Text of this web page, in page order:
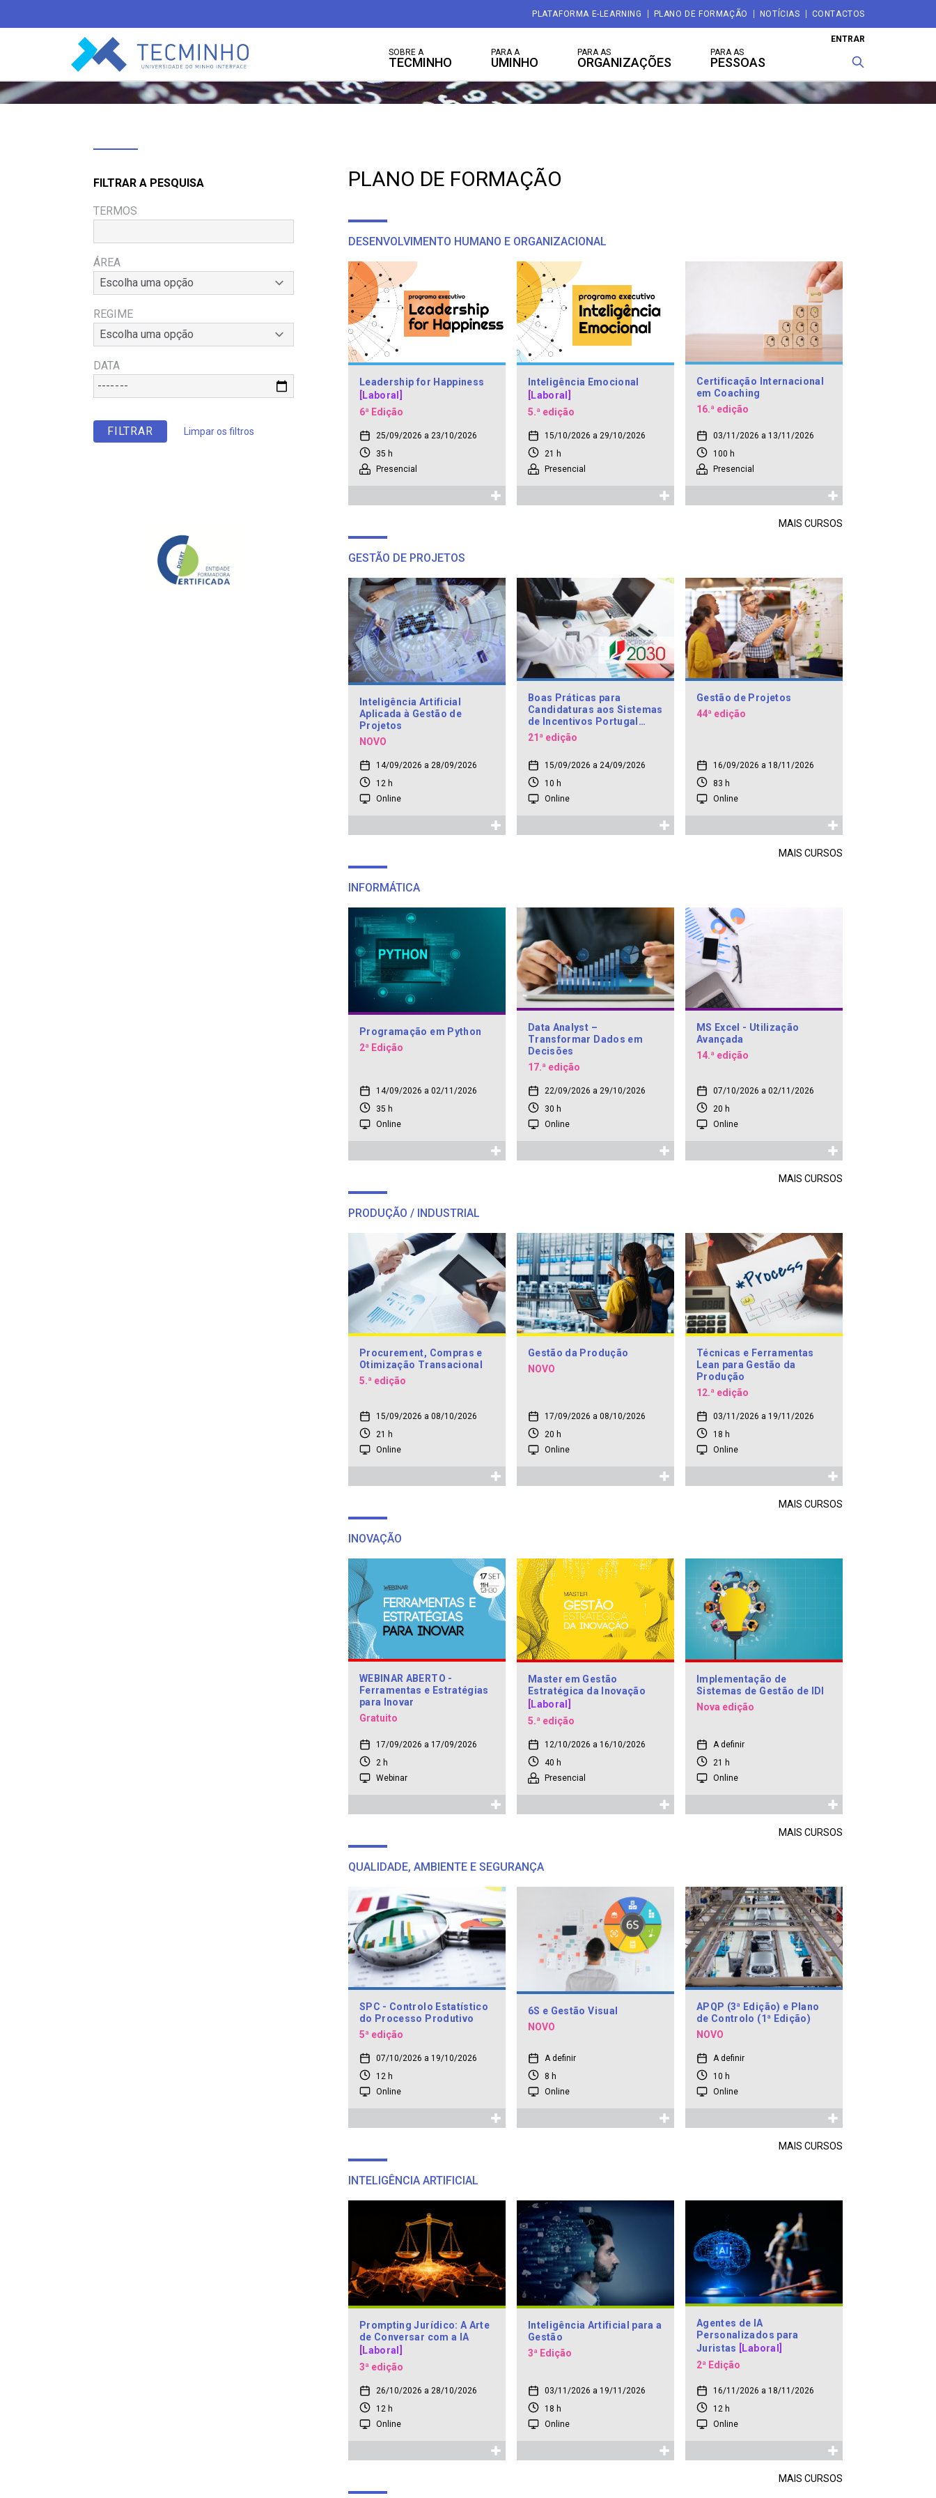
PLATAFORMA E-LEARNING PLANO DE FORMAÇÃO NOTÍCIAS CONTACTOS
TECMINHO
ENTRAR
SOBRE A
TECMINHO
PARA A
UMINHO
PARA AS
ORGANIZAÇÕES
PARA AS
PESSOAS
FILTRAR A PESQUISA
TERMOS
ÁREA
REGIME
DATA
Limpar os filtros
PLANO DE FORMAÇÃO
DESENVOLVIMENTO HUMANO E ORGANIZACIONAL
Leadership for Happiness
[Laboral]
6ª Edição
25/09/2026 a 23/10/2026
35 h
Presencial
Inteligência Emocional
[Laboral]
5.ª edição
15/10/2026 a 29/10/2026
21 h
Presencial
Certificação Internacional
em Coaching
16.ª edição
03/11/2026 a 13/11/2026
100 h
Presencial
MAIS CURSOS
GESTÃO DE PROJETOS
Inteligência Artificial
Aplicada à Gestão de
Projetos
NOVO
14/09/2026 a 28/09/2026
12 h
Online
Boas Práticas para
Candidaturas aos Sistemas
de Incentivos Portugal
2030
21ª edição
15/09/2026 a 24/09/2026
10 h
Online
Gestão de Projetos
44ª edição
16/09/2026 a 18/11/2026
83 h
Online
MAIS CURSOS
INFORMÁTICA
Programação em Python
2ª Edição
14/09/2026 a 02/11/2026
35 h
Online
Data Analyst –
Transformar Dados em
Decisões
17.ª edição
22/09/2026 a 29/10/2026
30 h
Online
MS Excel - Utilização
Avançada
14.ª edição
07/10/2026 a 02/11/2026
20 h
Online
MAIS CURSOS
PRODUÇÃO / INDUSTRIAL
Procurement, Compras e
Otimização Transacional
5.ª edição
15/09/2026 a 08/10/2026
21 h
Online
Gestão da Produção
NOVO
17/09/2026 a 08/10/2026
20 h
Online
Técnicas e Ferramentas
Lean para Gestão da
Produção
12.ª edição
03/11/2026 a 19/11/2026
18 h
Online
MAIS CURSOS
INOVAÇÃO
WEBINAR ABERTO -
Ferramentas e Estratégias
para Inovar
Gratuito
17/09/2026 a 17/09/2026
2 h
Webinar
Master em Gestão
Estratégica da Inovação
[Laboral]
5.ª edição
12/10/2026 a 16/10/2026
40 h
Presencial
Implementação de
Sistemas de Gestão de IDI
Nova edição
A definir
21 h
Online
MAIS CURSOS
QUALIDADE, AMBIENTE E SEGURANÇA
SPC - Controlo Estatístico
do Processo Produtivo
5ª edição
07/10/2026 a 19/10/2026
12 h
Online
6S e Gestão Visual
NOVO
A definir
8 h
Online
APQP (3ª Edição) e Plano
de Controlo (1ª Edição)
NOVO
A definir
10 h
Online
MAIS CURSOS
INTELIGÊNCIA ARTIFICIAL
Prompting Jurídico: A Arte
de Conversar com a IA
[Laboral]
3ª edição
26/10/2026 a 28/10/2026
12 h
Online
Inteligência Artificial para a
Gestão
3ª Edição
03/11/2026 a 19/11/2026
18 h
Online
Agentes de IA
Personalizados para
Juristas
[Laboral]
2ª Edição
16/11/2026 a 18/11/2026
12 h
Online
MAIS CURSOS